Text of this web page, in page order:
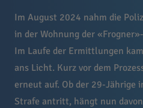
Im August 2024 nahm die
in der Wohnung der
Im Laufe der Ermittlungen
ans Licht. Kurz vor dem
erneut auf. Ob der 29-Jährige
Strafe antritt, hängt nun